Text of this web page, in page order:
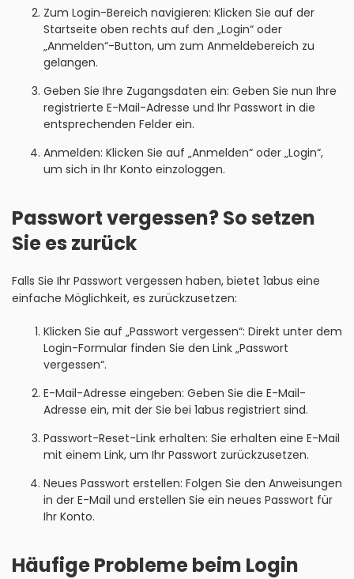
Zum Login-Bereich navigieren: Klicken Sie auf der
Startseite oben rechts auf den „Login“ oder
„Anmelden“-Button, um zum Anmeldebereich zu
gelangen.
Geben Sie Ihre Zugangsdaten ein: Geben Sie nun Ihre
registrierte E-Mail-Adresse und Ihr Passwort in die
entsprechenden Felder ein.
Anmelden: Klicken Sie auf „Anmelden“ oder „Login“,
um sich in Ihr Konto einzologgen.
Passwort vergessen? So setzen
Sie es zurück
Falls Sie Ihr Passwort vergessen haben, bietet 1abus eine
einfache Möglichkeit, es zurückzusetzen:
Klicken Sie auf „Passwort vergessen“: Direkt unter dem
Login-Formular finden Sie den Link „Passwort
vergessen“.
E-Mail-Adresse eingeben: Geben Sie die E-Mail-
Adresse ein, mit der Sie bei 1abus registriert sind.
Passwort-Reset-Link erhalten: Sie erhalten eine E-Mail
mit einem Link, um Ihr Passwort zurückzusetzen.
Neues Passwort erstellen: Folgen Sie den Anweisungen
in der E-Mail und erstellen Sie ein neues Passwort für
Ihr Konto.
Häufige Probleme beim Login